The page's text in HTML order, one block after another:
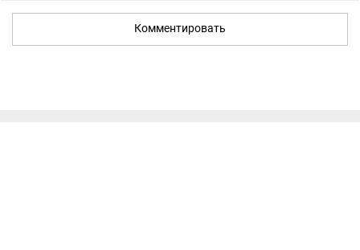
Комментировать